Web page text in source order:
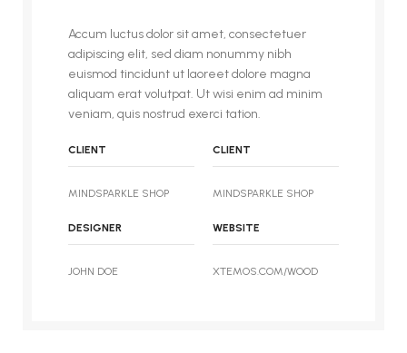
Accum luctus dolor sit amet, consectetuer
adipiscing elit, sed diam nonummy nibh
euismod tincidunt ut laoreet dolore magna
aliquam erat volutpat. Ut wisi enim ad minim
veniam, quis nostrud exerci tation.
CLIENT
MINDSPARKLE SHOP
CLIENT
MINDSPARKLE SHOP
DESIGNER
JOHN DOE
WEBSITE
XTEMOS.COM/WOOD